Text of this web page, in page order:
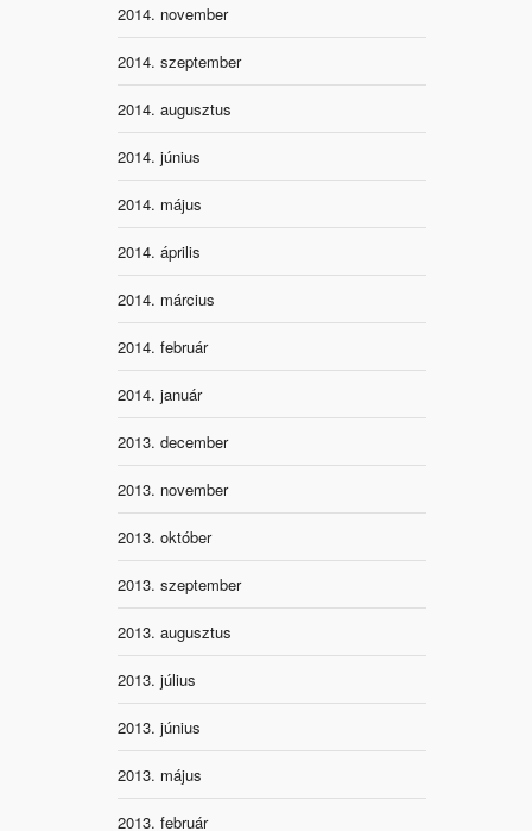
2014. november
2014. szeptember
2014. augusztus
2014. június
2014. május
2014. április
2014. március
2014. február
2014. január
2013. december
2013. november
2013. október
2013. szeptember
2013. augusztus
2013. július
2013. június
2013. május
2013. február